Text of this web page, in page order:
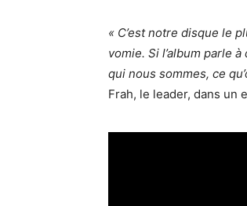
« C’est notre disque le
vomie. Si l’album parle
qui nous sommes, ce
Frah, le leader, dans un